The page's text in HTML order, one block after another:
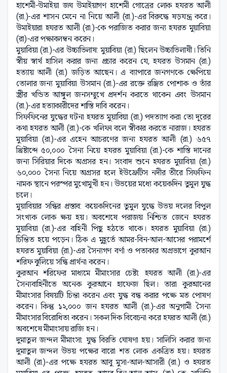
হাশেমী-উমাইয়া জঘ উমাইয়াগণ হাশেমী গোত্রের লোক হযরত আলী
(রা.)-এর শাসন মেনে না নিয়ে আলী (রা.)-এর বিরুদ্ধে ষড়যন্ত্র করে।
উমাইয়ারা হযরত আলী (রা.)-কে পরাজিত করার জন্য হযরত মুয়াবিয়া
(রা)-এর পক্ষাবলম্বন করেন।
মুয়াবিয়া (রা.)-এর উচ্চাভিলাষ: মুয়াবিয়া (রা.) ছিলেন উচ্চাভিলাষী। তিনি
স্বীয় স্বার্থ হাসিল করার জন্য প্রচার করেন যে, হযরত উসমান (রা.)
হত্যায় আলী (রা.) জড়িত আছেন। এ ব্যাপারে জনগণকে ক্ষেপিয়ে
তোলার জন্য মুয়াবিয়া উসমান (রা.)-এর রক্তে রঞ্জিত পোশাক ও তাঁর
স্ত্রীর খন্ডিত আঙ্গুল জনসম্মুখে প্রদর্শন করতে থাকেন এবং উসমান
(রা.)-এর হত্যাকারীদের শাস্তি দাবি করেন।
সিফফিনের যুদ্ধের ঘটনা হযরত মুয়াবিয়া (রা.) পদত্যাগ করা তো দূরের
কথা হযরত আলী (রা.)-কে খলিফা বলে স্বীকার করতে নারাজ। হযরত
মুয়াবিয়া (রা.)-এর এহেন আচরণের জন্য হযরত আলী (রা.) ৬৫৭
খ্রিষ্টাব্দে ৫০,০০০ সৈন্য নিয়ে হযরত মুয়াবিয়া (রা.)-কে শাস্তি দানের
জন্য সিরিয়ার দিকে অগ্রসর হন। সংবাদ শুনে হযরত মুয়াবিয়া (রা.)
৬০,০০০ সৈন্য নিয়ে অগ্রসর হলে ইউফ্রেটিস নদীর তীরে সিফফিন
নামক স্থানে পরস্পর মুখোমুখী হন। উভয়ের মধ্যে কয়েকদিন তুমুল যুদ্ধ
চলে।
মুয়াবিয়ার সন্ধির প্রস্তাব: কয়েকদিনের তুমুল যুদ্ধে উভয় দলের বিপুল
সংখ্যক লোক ক্ষয় হয়। অবশেষে পরাজয় নিশ্চিত জেনে হযরত
মুয়াবিয়া (রা.)-এর বাহিনী পিছু হঠতে থাকে। হযরত মুয়াবিয়া (রা.)
চিন্তিত হয়ে পড়েন। ঠিক এ মুহূর্তে আমর-বিন-আল-আসের পরামর্শে
হযরত মুয়াবিয়া (রা.)-এর সৈন্যগণ বর্ণা ও পতাকার অগ্রভাগে কুরআন
শরিফ ঝুলিয়ে সন্ধি প্রার্থনা করেন।
কুরআন শরিফের মাধ্যমে মীমাংসার চেষ্টা: হযরত আলী (রা.)-এর
সৈন্যবাহিনীতে অনেক কুরআনে হাফেজ ছিল। তারা কুরআনের
মীমাংসার বিষয়টি চিন্তা করেন এবং যুদ্ধ বন্ধ করার পক্ষে মত পোষণ
করেন। কিন্তু ১২,০০০ জন হযরত আলী (রা.)-এর অনুগামী সৈন্য
মীমাংসার বিরোধিতা করেন। সকল দিক বিবেচনা করে হযরত আলী (রা.)
অবশেষে মীমাংসায় রাজি হন।
দুমাতুল জন্দল মীমাংসা: যুদ্ধ বিরতি ঘোষণা হয়। সালিসি করার জন্য
দুমাতুল জন্দল উভয় পক্ষের বারো শত লোক একত্রিত হয়। হযরত
আলী (রা.)-এর পক্ষে হযরত আবু মুসা-আল-আসারী (রা.) ও হযরত